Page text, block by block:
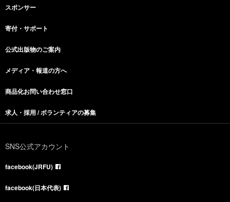
スポンサー
寄付・サポート
公式出版物のご案内
メディア・報道の方へ
商品化お問い合わせ窓口
求人・採用 / ボランティアの募集
SNS公式アカウント
facebook(JRFU)
facebook(日本代表)